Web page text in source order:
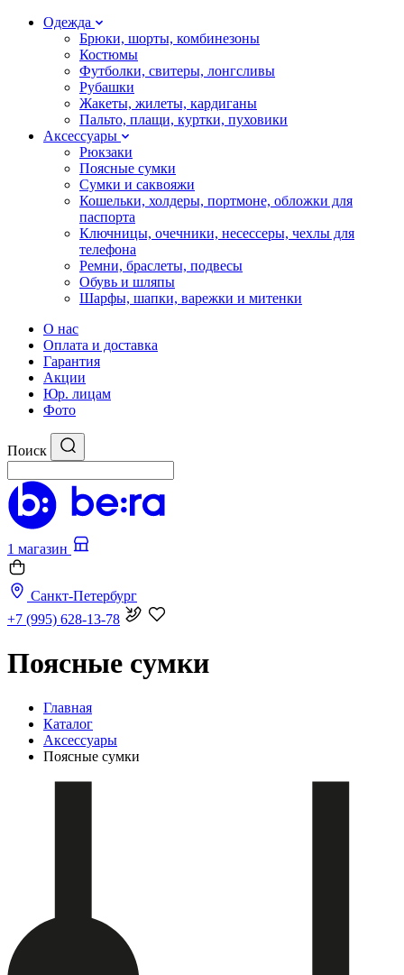
Одежда
Брюки, шорты, комбинезоны
Костюмы
Футболки, свитеры, лонгсливы
Рубашки
Жакеты, жилеты, кардиганы
Пальто, плащи, куртки, пуховики
Аксессуары
Рюкзаки
Поясные сумки
Сумки и саквояжи
Кошельки, холдеры, портмоне, обложки для
паспорта
Ключницы, очечники, несессеры, чехлы для
телефона
Ремни, браслеты, подвесы
Обувь и шляпы
Шарфы, шапки, варежки и митенки
О нас
Оплата и доставка
Гарантия
Акции
Юр. лицам
Фото
Поиск
1 магазин
Санкт-Петербург
+7 (995) 628-13-78
Поясные сумки
Главная
Каталог
Аксессуары
Поясные сумки